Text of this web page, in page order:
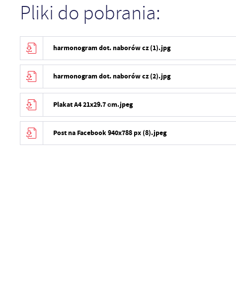
Pliki do pobrania:
harmonogram dot. naborów cz (1).jpg
harmonogram dot. naborów cz (2).jpg
Plakat A4 21x29.7 сm.jpeg
Post na Facebook 940x788 px (8).jpeg